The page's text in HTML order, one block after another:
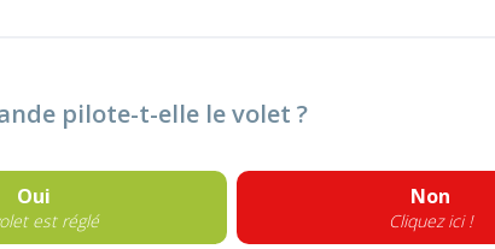
pilote-t-elle le volet ?
Oui
est réglé
Non
Cliquez ici !